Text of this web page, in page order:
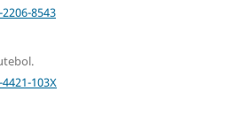
8543
103X